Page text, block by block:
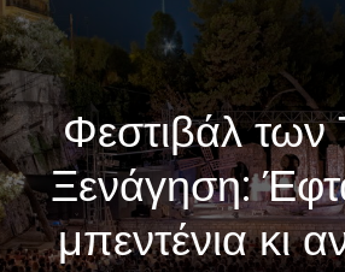
Φεστιβάλ των
Ξενάγηση:
μπεντένια κι